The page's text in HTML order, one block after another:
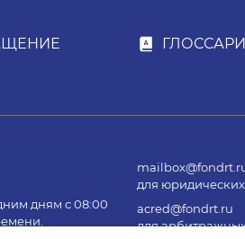
дням с 08:00
для
acred@fondrt.ru
для